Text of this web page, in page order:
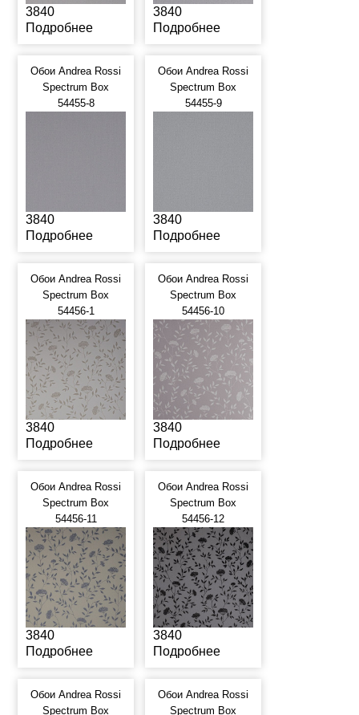
3840
Подробнее
3840
Подробнее
Обои Andrea Rossi
Spectrum Box
54455-8
3840
Подробнее
Обои Andrea Rossi
Spectrum Box
54455-9
3840
Подробнее
Обои Andrea Rossi
Spectrum Box
54456-1
3840
Подробнее
Обои Andrea Rossi
Spectrum Box
54456-10
3840
Подробнее
Обои Andrea Rossi
Spectrum Box
54456-11
3840
Подробнее
Обои Andrea Rossi
Spectrum Box
54456-12
3840
Подробнее
Обои Andrea Rossi
Spectrum Box
Обои Andrea Rossi
Spectrum Box